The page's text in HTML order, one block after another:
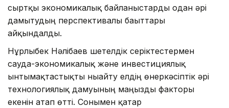
сыртқы экономикалық байланыстарды одан әрі
дамытудың перспективалы бағыттары
айқындалды.
Нұрлыбек Нәлібаев шетелдік серіктестермен
сауда-экономикалық және инвестициялық
ынтымақтастықты нығайту елдің өнеркәсіптік әрі
технологиялық дамуының маңызды факторы
екенін атап өтті. Сонымен қатар